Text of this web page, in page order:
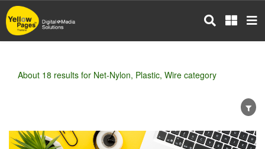
Skip
to
main
About 18 results for Net-Nylon, Plastic, Wire category